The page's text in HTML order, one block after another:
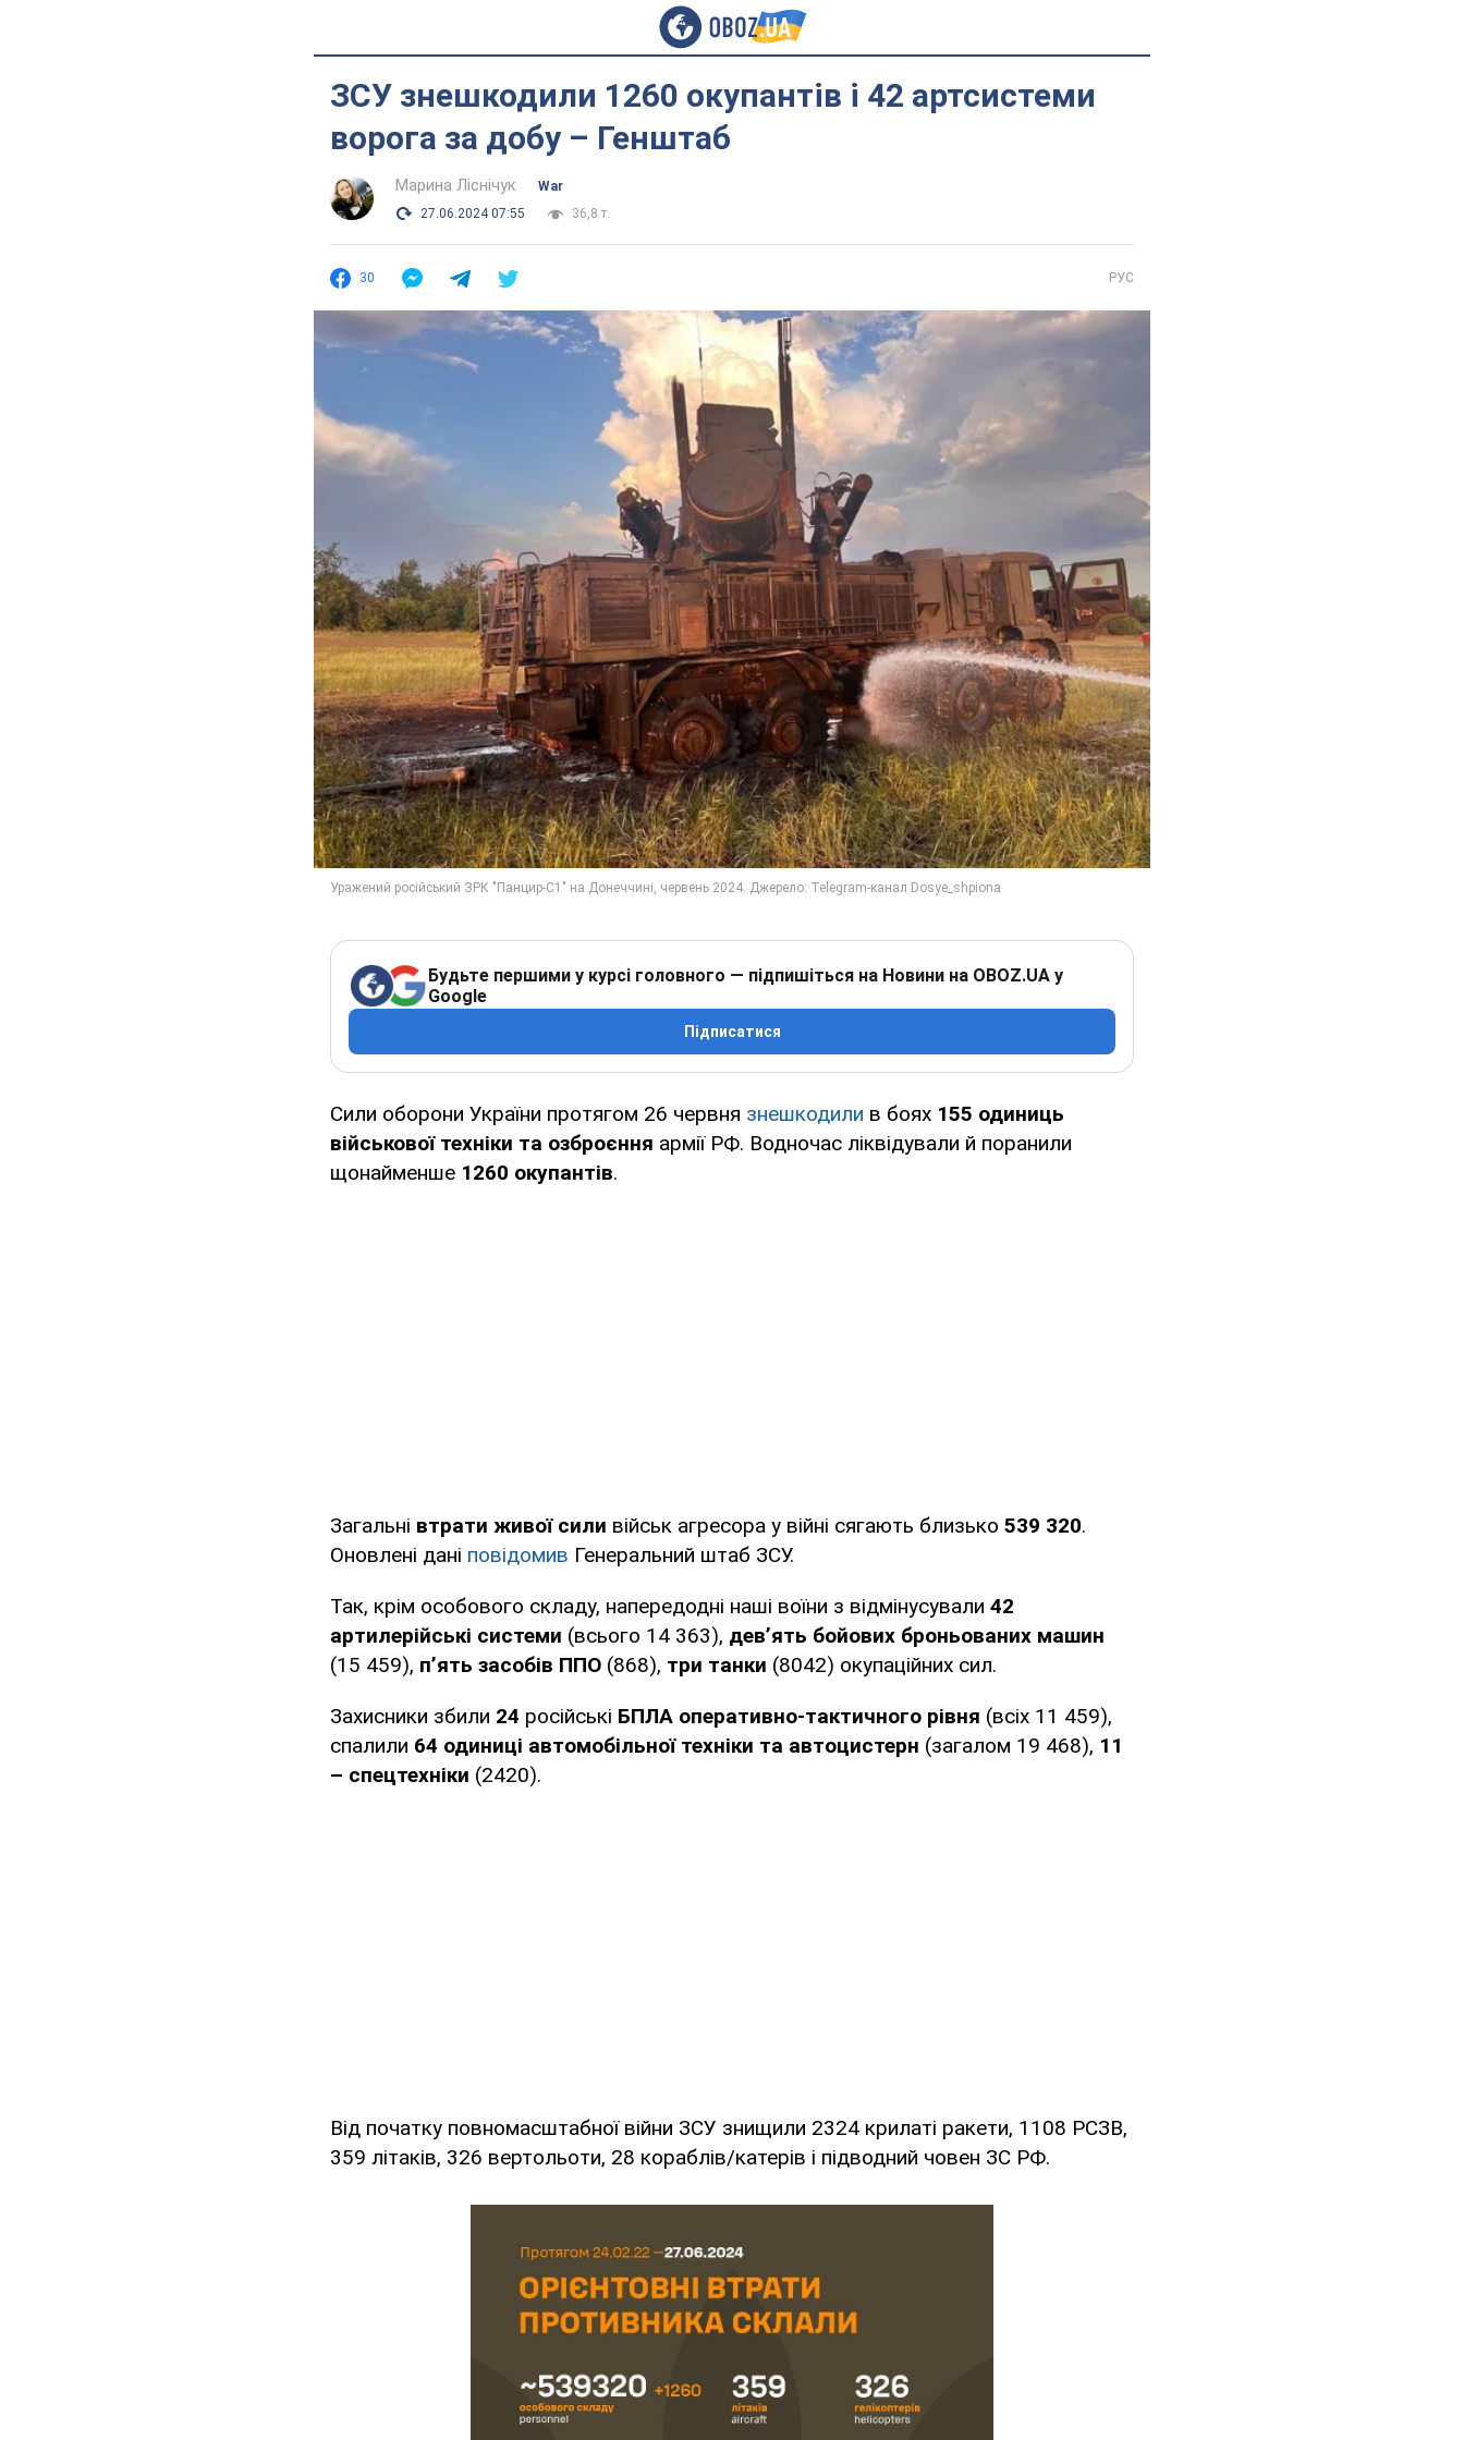
ЗСУ знешкодили 1260 окупантів і 42 артсистеми
ворога за добу – Генштаб
Марина Ліснічук
War
27.06.2024 07:55
36,8 т.
30 РУС
Будьте першими у курсі головного — підпишіться на Новини на OBOZ.UA у
Google
Підписатися
Сили оборони України протягом 26 червня знешкодили в боях 155 одиниць
військової техніки та озброєння армії РФ. Водночас ліквідували й поранили
щонайменше 1260 окупантів.
Загальні втрати живої сили військ агресора у війні сягають близько 539 320.
Оновлені дані повідомив Генеральний штаб ЗСУ.
Так, крім особового складу, напередодні наші воїни з відмінусували 42
артилерійські системи (всього 14 363), дев’ять бойових броньованих машин
(15 459), п’ять засобів ППО (868), три танки (8042) окупаційних сил.
Захисники збили 24 російські БПЛА оперативно-тактичного рівня (всіх 11 459),
спалили 64 одиниці автомобільної техніки та автоцистерн (загалом 19 468), 11
– спецтехніки (2420).
Від початку повномасштабної війни ЗСУ знищили 2324 крилаті ракети, 1108 РСЗВ,
359 літаків, 326 вертольоти, 28 кораблів/катерів і підводний човен ЗС РФ.